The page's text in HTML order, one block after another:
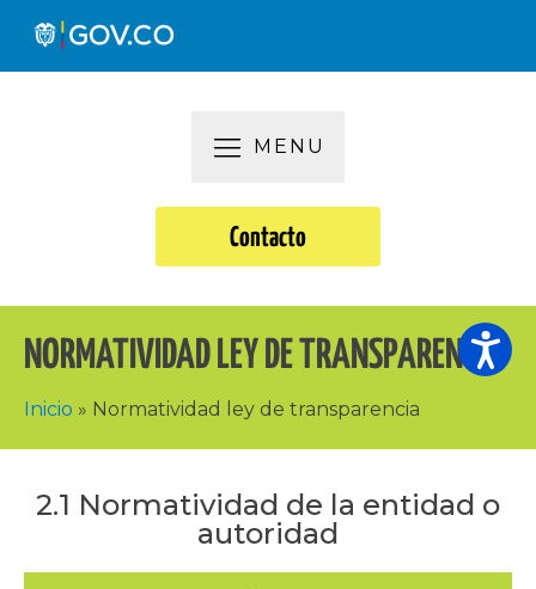
MENU
Contacto
NORMATIVIDAD LEY DE TRANSPARENCIA
Inicio » Normatividad ley de transparencia
2.1 Normatividad de la entidad o
autoridad